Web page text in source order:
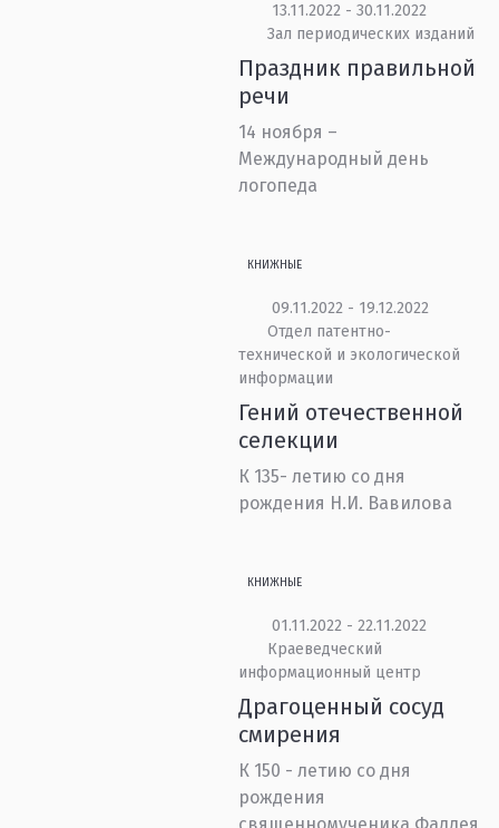
13.11.2022 - 30.11.2022
Зал периодических изданий
Праздник правильной
речи
14 ноября –
Международный день
логопеда
КНИЖНЫЕ
09.11.2022 - 19.12.2022
Отдел патентно-
технической и экологической
информации
Гений отечественной
селекции
К 135- летию со дня
рождения Н.И. Вавилова
КНИЖНЫЕ
01.11.2022 - 22.11.2022
Краеведческий
информационный центр
Драгоценный сосуд
смирения
К 150 - летию со дня
рождения